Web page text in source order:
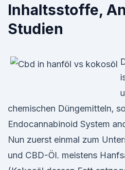
Inhaltsstoffe,
Studien
chemischen Düngemitteln,
Endocannabinoid System
Nun zuerst einmal zum
und CBD-Öl. meistens